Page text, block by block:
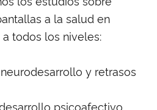
a la salud en
todos los niveles:
neurodesarrollo y retrasos
psicoafectivo.